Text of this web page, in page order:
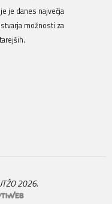
je danes največja
možnosti za
2026.